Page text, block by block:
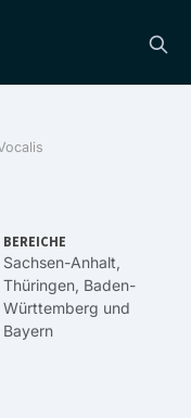
BEREICHE
Sachsen-Anhalt,
Thüringen, Baden-
Württemberg und
Bayern